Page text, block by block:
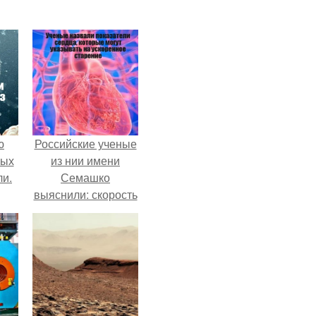
Российские ученые
из нии имени
Семашко
выяснили: скорость
старения напрямую
зависит от
состояния сосудов
и работы сердца.